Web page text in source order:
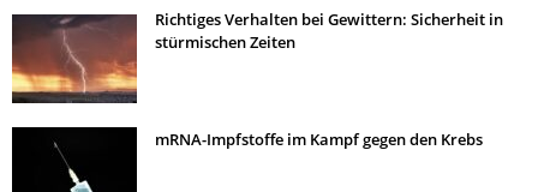
Richtiges Verhalten bei Gewittern: Sicherheit in
stürmischen Zeiten
mRNA-Impfstoffe im Kampf gegen den Krebs